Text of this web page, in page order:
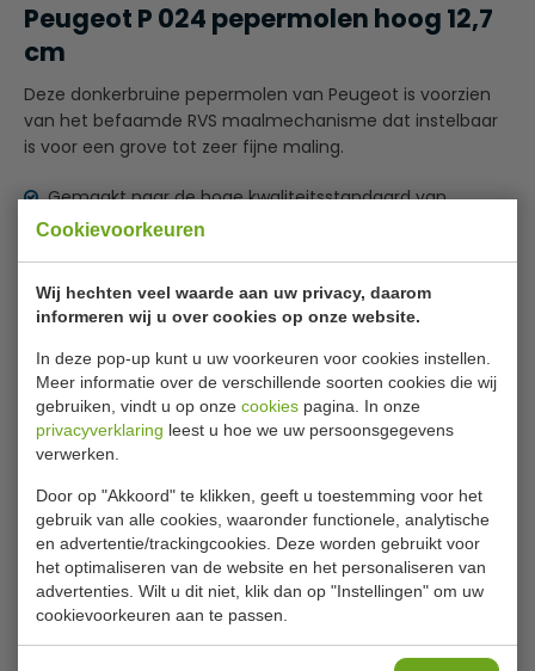
Cookievoorkeuren
Wij hechten veel waarde aan uw privacy, daarom
informeren wij u over cookies op onze website.
In deze pop-up kunt u uw voorkeuren voor cookies instellen.
Meer informatie over de verschillende soorten cookies die wij
gebruiken, vindt u op onze cookies pagina. In onze
privacyverklaring leest u hoe we uw persoonsgegevens
verwerken.
Door op "Akkoord" te klikken, geeft u toestemming voor het
gebruik van alle cookies, waaronder functionele, analytische
en advertentie/trackingcookies. Deze worden gebruikt voor
het optimaliseren van de website en het personaliseren van
advertenties. Wilt u dit niet, klik dan op "Instellingen" om uw
cookievoorkeuren aan te passen.
Peugeot P 024 pepermolen hoog 12,7
cm
Deze donkerbruine pepermolen van Peugeot is voorzien
van het befaamde RVS maalmechanisme dat instelbaar
is voor een grove tot zeer fijne maling.
Gemaakt naar de hoge kwaliteitsstandaard van
peugeot
Instelbare maling
Optie: zoutmolen
Lees meer
Model
P 024
Hoog
12,7 cm
Gewicht
180 gram
Is dit iets voor jou?